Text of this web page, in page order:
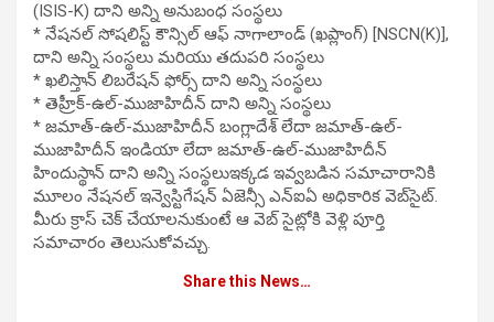
(ISIS-K) దాని అన్ని అనుబంధ సంస్థలు
* నేషనల్ సోషలిస్ట్ కౌన్సిల్ ఆఫ్ నాగాలాండ్ (ఖప్లాంగ్) [NSCN(K)],
దాని అన్ని సంస్థలు మరియు తదుపరి సంస్థలు
* ఖలిస్తాన్ లిబరేషన్ ఫోర్స్ దాని అన్ని సంస్థలు
* తెహ్రీక్-ఉల్-ముజాహిదీన్ దాని అన్ని సంస్థలు
* జమాత్-ఉల్-ముజాహిదీన్ బంగ్లాదేశ్ లేదా జమాత్-ఉల్-
ముజాహిదీన్ ఇండియా లేదా జమాత్-ఉల్-ముజాహిదీన్
హిందుస్థాన్ దాని అన్ని సంస్థలుఇక్కడ ఇవ్వబడిన సమాచారానికి
మూలం నేషనల్ ఇన్వెస్టిగేషన్ ఏజెన్సీ ఎన్ఐఏ అధికారిక వెబ్‌సైట్.
మీరు క్రాస్ చెక్ చేయాలనుకుంటే ఆ వెబ్ సైట్లోకి వెళ్లి పూర్తి
సమాచారం తెలుసుకోవచ్చు.
Share this News…